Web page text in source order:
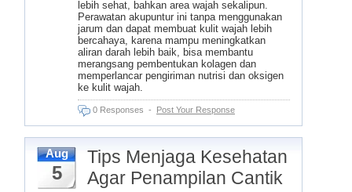
lebih sehat, bahkan area wajah sekalipun.
Perawatan akupuntur ini tanpa menggunakan
jarum dan dapat membuat kulit wajah lebih
bercahaya, karena mampu meningkatkan
aliran darah lebih baik, bisa membantu
merangsang pembentukan kolagen dan
memperlancar pengiriman nutrisi dan oksigen
ke kulit wajah.
0 Responses - Post Your Response
Aug
5
Tips Menjaga Kesehatan
Agar Penampilan Cantik